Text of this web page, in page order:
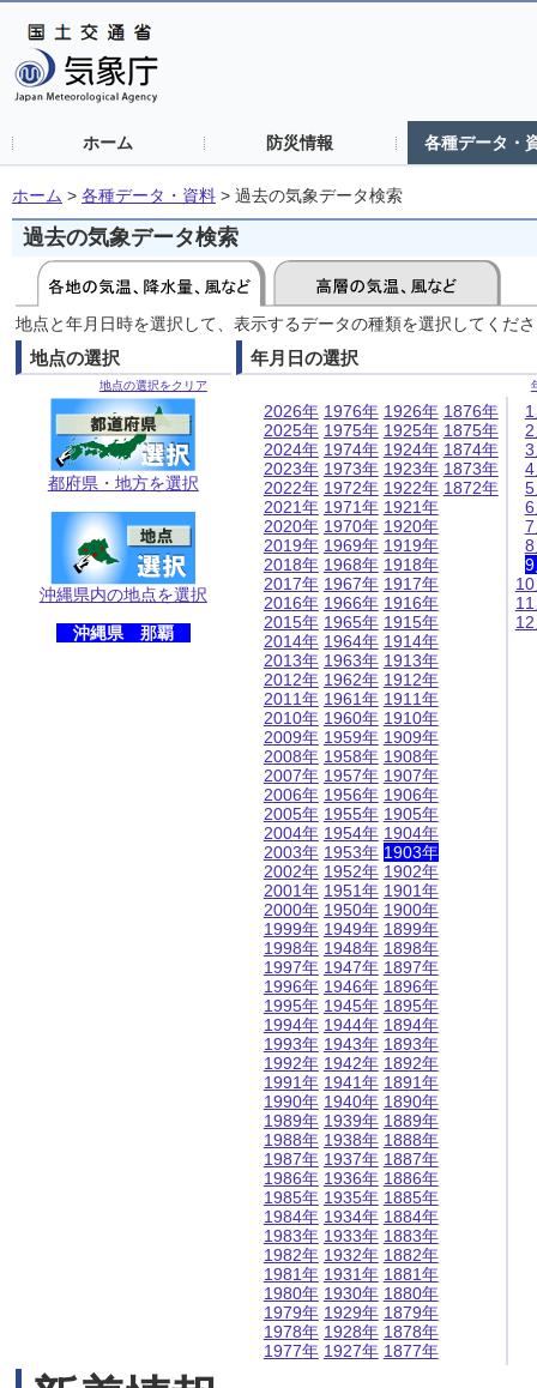
ホーム 防災情報 各種データ・
ホーム > 各種データ・資料 > 過去の気象データ検索
過去の気象データ検索
地点と年月日時を選択して、表示するデータの種類を選択してくだ
地点の選択
地点の選択をクリア
都府県・地方を選択
沖縄県内の地点を選択
沖縄県 那覇
年月日の選択
2026年
2025年
2024年
2023年
2022年
2021年
2020年
2019年
2018年
2017年
2016年
2015年
2014年
2013年
2012年
2011年
2010年
2009年
2008年
2007年
2006年
2005年
2004年
2003年
2002年
2001年
2000年
1999年
1998年
1997年
1996年
1995年
1994年
1993年
1992年
1991年
1990年
1989年
1988年
1987年
1986年
1985年
1984年
1983年
1982年
1981年
1980年
1979年
1978年
1977年
1976年
1975年
1974年
1973年
1972年
1971年
1970年
1969年
1968年
1967年
1966年
1965年
1964年
1963年
1962年
1961年
1960年
1959年
1958年
1957年
1956年
1955年
1954年
1953年
1952年
1951年
1950年
1949年
1948年
1947年
1946年
1945年
1944年
1943年
1942年
1941年
1940年
1939年
1938年
1937年
1936年
1935年
1934年
1933年
1932年
1931年
1930年
1929年
1928年
1927年
1926年
1925年
1924年
1923年
1922年
1921年
1920年
1919年
1918年
1917年
1916年
1915年
1914年
1913年
1912年
1911年
1910年
1909年
1908年
1907年
1906年
1905年
1904年
1903年
1902年
1901年
1900年
1899年
1898年
1897年
1896年
1895年
1894年
1893年
1892年
1891年
1890年
1889年
1888年
1887年
1886年
1885年
1884年
1883年
1882年
1881年
1880年
1879年
1878年
1877年
1876年
1875年
1874年
1873年
1872年